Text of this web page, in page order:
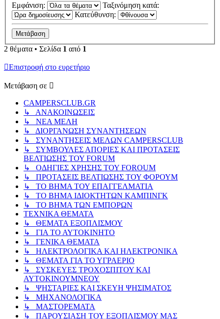
Εμφάνιση:
Ταξινόμηση κατά:
Κατεύθυνση:
2 θέματα • Σελίδα 1 από 1
Επιστροφή στο ευρετήριο
Μετάβαση σε
CAMPERSCLUB.GR
↳ ΑΝΑΚΟΙΝΩΣΕΙΣ
↳ ΝΕΑ ΜΕΛΗ
↳ ΔΙΟΡΓΑΝΩΣΗ ΣΥΝΑΝΤΗΣΕΩΝ
↳ ΣΥΝΑΝΤΗΣΕΙΣ ΜΕΛΩΝ CAMPERSCLUB
↳ ΣΥΜΒΟΥΛΕΣ ΑΠΟΡΙΕΣ ΚΑΙ ΠΡΟΤΑΣΕΙΣ
ΒΕΛΤΙΩΣΗΣ ΤΟΥ FORUM
↳ ΟΔΗΓΙΕΣ ΧΡΗΣΗΣ ΤΟΥ FOROUM
↳ ΠΡΟΤΑΣΕΙΣ ΒΕΛΤΙΩΣΗΣ ΤΟΥ ΦΟΡΟΥΜ
↳ ΤΟ ΒΗΜΑ ΤΟΥ ΕΠΑΓΓΕΛΜΑΤΙΑ
↳ ΤΟ ΒΗΜΑ ΙΔΙΟΚΤΗΤΩΝ ΚΑΜΠΙΝΓΚ
↳ ΤΟ ΒΗΜΑ ΤΩΝ ΕΜΠΟΡΩΝ
ΤΕΧΝΙΚΑ ΘΕΜΑΤΑ
↳ ΘΕΜΑΤΑ ΕΞΟΠΛΙΣΜΟΥ
↳ ΓΙΑ ΤΟ ΑΥΤΟΚΙΝΗΤΟ
↳ ΓΕΝΙΚΑ ΘΕΜΑΤΑ
↳ ΗΛΕΚΤΡΟΛΟΓΙΚΑ ΚΑΙ ΗΛΕΚΤΡΟΝΙΚΑ
↳ ΘΕΜΑΤΑ ΓΙΑ ΤΟ ΥΓΡΑΕΡΙΟ
↳ ΣΥΣΚΕΥΕΣ ΤΡΟΧΟΣΠΙΤΟΥ ΚΑΙ
ΑΥΤΟΚΙΝΟΥΜΝΕΟΥ
↳ ΨΗΣΤΑΡΙΕΣ ΚΑΙ ΣΚΕΥΗ ΨΗΣΙΜΑΤΟΣ
↳ ΜΗΧΑΝΟΛΟΓΙΚΑ
↳ ΜΑΣΤΟΡΕΜΑΤΑ
↳ ΠΑΡΟΥΣΙΑΣΗ ΤΟΥ ΕΞΟΠΛΙΣΜΟΥ ΜΑΣ